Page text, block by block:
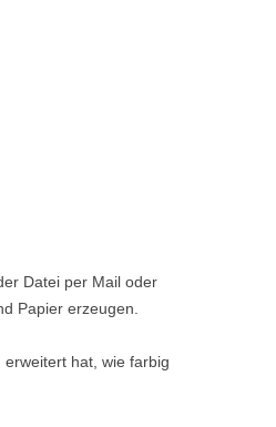
Datei per Mail oder
Papier erzeugen.
hat, wie farbig